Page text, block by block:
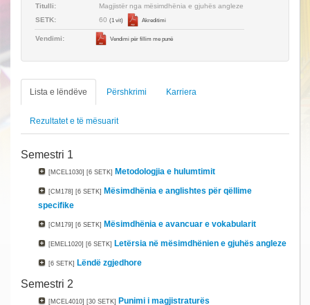
Titulli:
Magjistër nga mësimdhënia e gjuhës angleze
SETK:
60 (1 vit) Akreditimi
Vendimi: Vendimi për fillim me punë
Lista e lëndëve Përshkrimi Karriera
Rezultatet e të mësuarit
Semestri 1
[MCEL1030] [6 SETK] Metodologjia e hulumtimit
[CM178] [6 SETK]
Mësimdhënia e anglishtes për qëllime
specifike
[CM179] [6 SETK] Mësimdhënia e avancuar e vokabularit
[EMEL1020] [6 SETK] Letërsia në mësimdhënien e gjuhës angleze
[6 SETK] Lëndë zgjedhore
Semestri 2
[MCEL4010] [30 SETK] Punimi i magjistraturës